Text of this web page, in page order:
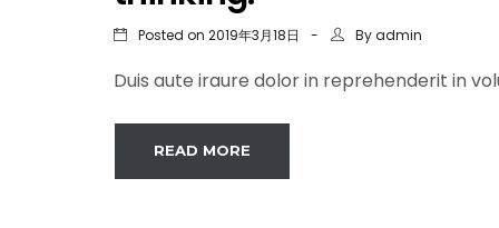
Posted on 2019年3月18日 Byadmin
Duis aute iraure dolor in reprehenderit in
READ MORE